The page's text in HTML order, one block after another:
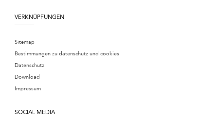
VERKNÜPFUNGEN
Sitemap
Bestimmungen zu datenschutz und cookies
Datenschutz
Download
Impressum
SOCIAL MEDIA